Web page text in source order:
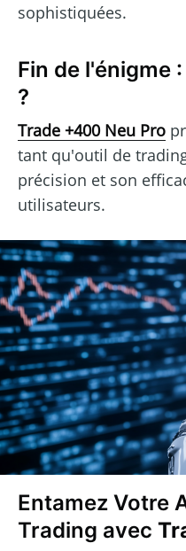
sophistiquées.
Fin de l'énigme
?
Trade +400 Neu Pro
tant qu'outil de
précision et son
utilisateurs.
Entamez Votre
Trading avec